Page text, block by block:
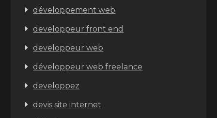
développement web
developpeur front end
developpeur web
développeur web freelance
developpez
devis site internet